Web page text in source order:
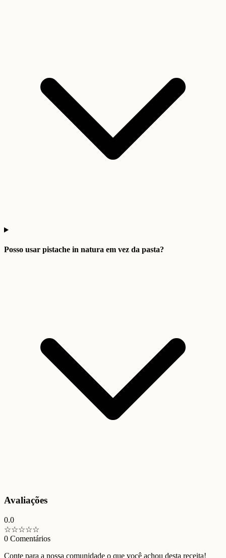
Posso usar pistache in natura em vez da pasta?
Avaliações
0.0
☆☆☆☆☆
0 Comentários
Conte para a nossa comunidade o que você achou desta receita!